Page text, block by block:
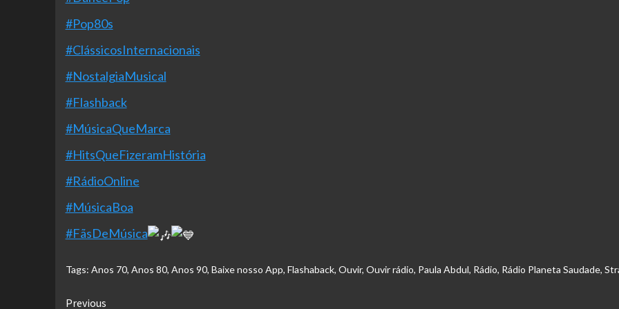
#Pop80s
#ClássicosInternacionais
#NostalgiaMusical
#Flashback
#MúsicaQueMarca
#HitsQueFizeramHistória
#RádioOnline
#MúsicaBoa
#FãsDeMúsica
Tags: Anos 70, Anos 80, Anos 90, Baixe nosso App, Flashaback, Ouvir, Ouvir rádio, Paula Abdul, Rádio, Rádio Planeta Saudade,
Previous